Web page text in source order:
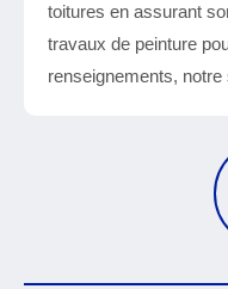
toitures en assurant
travaux de peinture
renseignements,